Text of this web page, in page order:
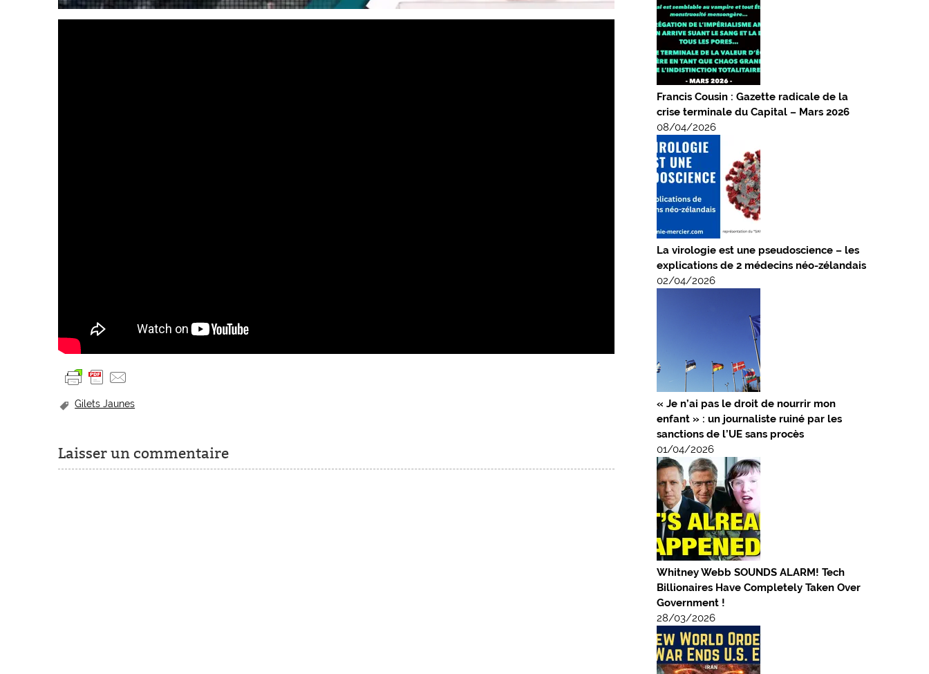
Gilets Jaunes
Laisser un commentaire
Francis Cousin : Gazette radicale de la
crise terminale du Capital – Mars 2026
08/04/2026
La virologie est une pseudoscience – les
explications de 2 médecins néo-zélandais
02/04/2026
« Je n’ai pas le droit de nourrir mon
enfant » : un journaliste ruiné par les
sanctions de l’UE sans procès
01/04/2026
Whitney Webb SOUNDS ALARM! Tech
Billionaires Have Completely Taken Over
Government !
28/03/2026